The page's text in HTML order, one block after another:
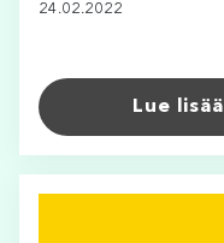
24.02.2022
Lue lisää